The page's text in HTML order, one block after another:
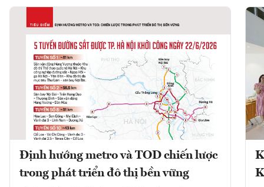
Định hướng metro và TOD chiến lược
trong phát triển đô thị bền vững